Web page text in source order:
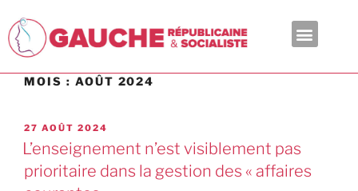
MOIS : AOÛT 2024
27 AOÛT 2024
L’enseignement n’est visiblement pas
prioritaire dans la gestion des « affaires